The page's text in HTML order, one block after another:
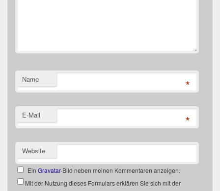
Name *
E-Mail *
Website
EinGravatar-Bild neben meinen Kommentaren anzeigen.
Mit der Nutzung dieses Formulars erklären Sie sich mit der